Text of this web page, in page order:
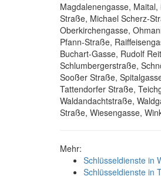
Magdalenengasse,
Straße, Michael Scherz-
Oberkirchengasse,
Pfann-Straße,
Buchart-Gasse, Rudolf
Schlumbergerstraße,
Sooßer Straße,
Tattendorfer Straße,
Waldandachtstraße,
Straße, Wiesengasse,
Mehr:
Schlüsseldienste in
Schlüsseldienste in